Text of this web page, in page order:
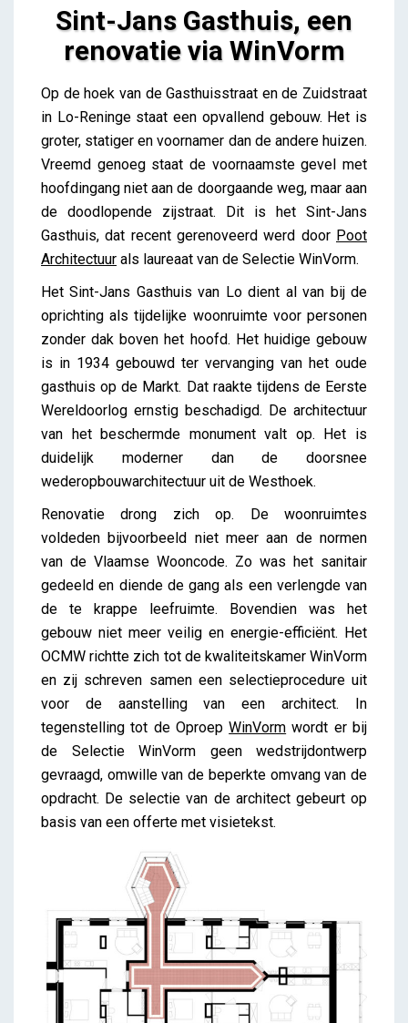
Sint-Jans Gasthuis, een
renovatie via WinVorm
Sint-Jans Gasthuis, een renovatie via WinVorm
Lieve Drooghmans
Op de hoek van de Gasthuisstraat en de Zuidstraat
in Lo-Reninge staat een opvallend gebouw. Het is
groter, statiger en voornamer dan de andere huizen.
Vreemd genoeg staat de voornaamste gevel met
hoofdingang niet aan de doorgaande weg, maar aan
de doodlopende zijstraat. Dit is het Sint-Jans
Gasthuis, dat recent gerenoveerd werd door Poot
Architectuur als laureaat van de Selectie WinVorm.
Het Sint-Jans Gasthuis van Lo dient al van bij de
oprichting als tijdelijke woonruimte voor personen
zonder dak boven het hoofd. Het huidige gebouw
is in 1934 gebouwd ter vervanging van het oude
gasthuis op de Markt. Dat raakte tijdens de Eerste
Wereldoorlog ernstig beschadigd. De architectuur
van het beschermde monument valt op. Het is
duidelijk moderner dan de doorsnee
wederopbouwarchitectuur uit de Westhoek.
Renovatie drong zich op. De woonruimtes
voldeden bijvoorbeeld niet meer aan de normen
van de Vlaamse Wooncode. Zo was het sanitair
gedeeld en diende de gang als een verlengde van
de te krappe leefruimte. Bovendien was het
gebouw niet meer veilig en energie-efficiënt. Het
OCMW richtte zich tot de kwaliteitskamer WinVorm
en zij schreven samen een selectieprocedure uit
voor de aanstelling van een architect. In
tegenstelling tot de OproepWinVorm wordt er bij
de Selectie WinVorm geen wedstrijdontwerp
gevraagd, omwille van de beperkte omvang van de
opdracht. De selectie van de architect gebeurt op
basis van een offerte met visietekst.